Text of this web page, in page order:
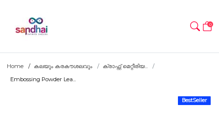
0
Home കലയും കരകൗശലവും
ക്രാഫ്റ്റ് മെറ്റീരിയ...
Embossing Powder Lea...
BestSeller